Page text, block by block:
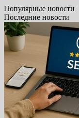
Популярные новости
Последние новости